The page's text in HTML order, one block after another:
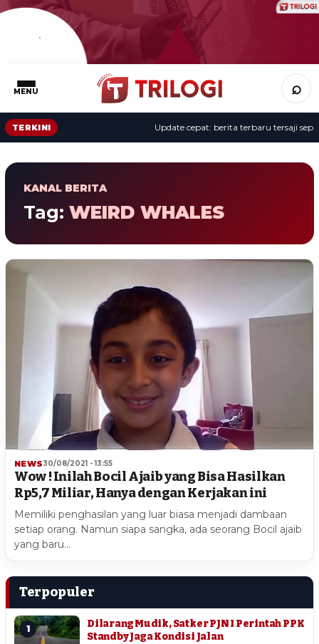
MENU ⌕
TERKINI Update cepat: berita terbaru tersaji
KANAL BERITA
Tag: WEIRD WHALES
NEWS30/08/2021 - 13:55
Wow ! Inilah Bocil Ajaib yang Bisa Hasilkan
Rp5,7 Miliar, Hanya dengan Kerjakan ini
Memiliki penghasilan yang luar biasa menjadi dambaan
setiap orang. Namun siapa sangka, ada seorang Bocil ajaib
yang baru…
Terpopuler
1
Dilarang Mudik, Satker PJN I Perintah PPK
Standby Jaga Kondisi Jalan